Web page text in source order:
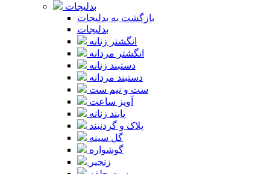
بدلیجات
بازگشت به بدلیجات
بدلیجات
انگشتر زنانه
انگشتر مردانه
دستبند زنانه
دستبند مردانه
ست و نیم ست
آویز ساعت
پابند زنانه
پلاک و گردنبند
گل سینه
گوشواره
زنجیر